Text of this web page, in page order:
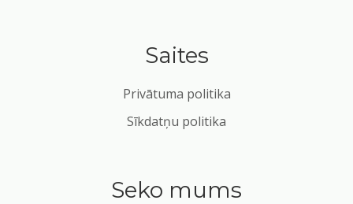
Saites
Privātuma politika
Sīkdatņu politika
Seko mums